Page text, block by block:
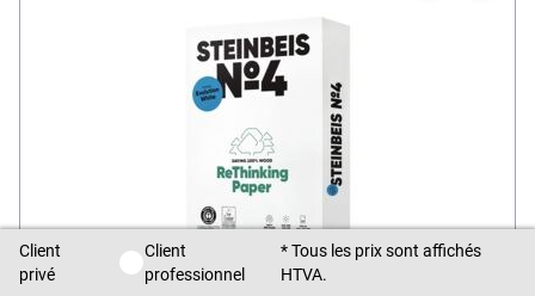
Papier recyclé A4 Steinbeis Evolution White -
Client
privé
Client privé / Client professionnel
Client
professionnel
* Tous les prix sont affichés
HTVA.